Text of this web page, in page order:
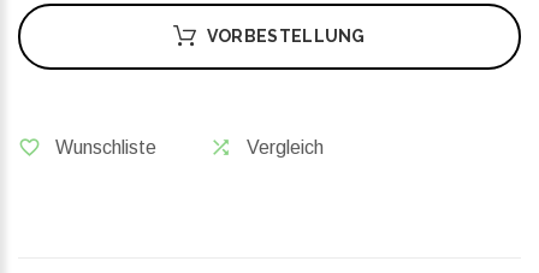
VORBESTELLUNG
Wunschliste Vergleich